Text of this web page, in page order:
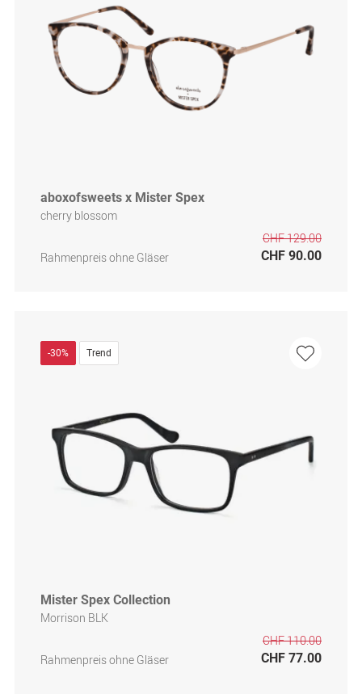
aboxofsweets x Mister Spex
cherry blossom
Rahmenpreis ohne Gläser
CHF 129.00
CHF 90.00
-30% Trend
Mister Spex Collection
Morrison BLK
Rahmenpreis ohne Gläser
CHF 110.00
CHF 77.00